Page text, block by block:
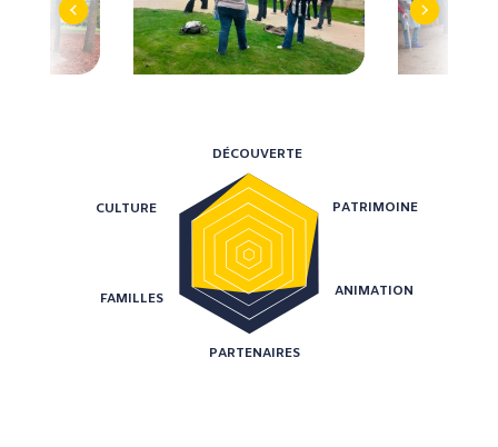
DÉCOUVERTE
PARTENAIRES
CULTURE PATRIMOINE
ANIMATION
FAMILLES